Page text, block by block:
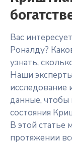
Вас
Роналду?
узнать,
Наши
исследование
данные, чтобы
состояния
В этой статье
протяжении